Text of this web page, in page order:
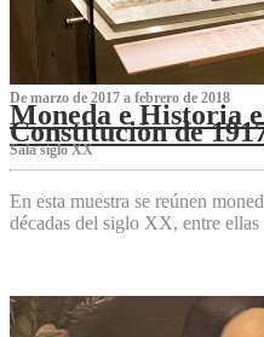
De marzo de 2017 a febrero de 2018
Moneda e Historia
Constitución de
Sala siglo XX
En esta muestra se reúnen
décadas del siglo XX, entre